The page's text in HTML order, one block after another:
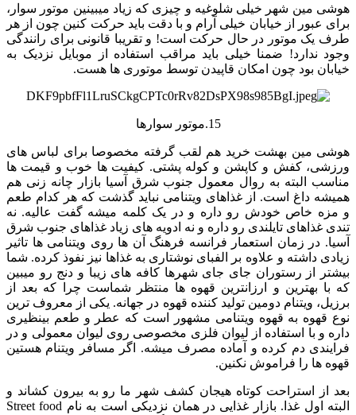
هوشی مین شهر خیلی شلوغیه و چیزی که زیاد میبینین موتور سوار،
برای عبور از خیابان خیلی آرام و با دقت باید حرکت کنین چون از هر
طرف یک موتور در حال حرکت است! و تقریبا قانونی برای رانندگی
وجود ندارد! ضمنا خیلی باید مراقب استفاده از موبایل نزدیک به
خیابان بود چون امکان قاپیدن توسط موتوری ها هست.
15.موتور سوارها
هوشی مین بهشت خرید هم لقب گرفته مخصوصا برای لباس های
ورزشی، کفش و کاپشن و کوله پشتی. کیفیت ها خوب و قیمت ها
مناسب البته به روال معمول جنوب شرق آسیا بازار چانه زنی هم
همیشه داغ است. از غذاهای ویتنامی نباید گذشت که هر کدام طعم
و مزه خاص خودش رو داره و در یک کلمه میشه گفت عالیه. نه
تندی غذاهای تایلندی رو داره و نه ادویه های زیاد غذاهای جنوب شرق
آسیا. در زمان استعمار فرانسه فرهنگ آن ها روی ویتنامی ها تاثیر
زیادی داشته و علاوه بر الفبای نوشتاری به غذاها نیز نفوذ کرده. شما
بیشتر از رستوران جای جای شهرها کافه های زیبا و دنج رو میبین
که با بهترین و ارزانترین قهوه ها منتظر شماست چرا که بعد از
برزیل، ویتنام دومین تولید کننده قهوه در جهانه. یکی از معروف ترین
نوع قهوه به قهوه ویتنامی مشهور است که عطر و طعم بینظیری
داره و با استفاده از لیوان فلزی مخصوصی روی لیوان معمولی و در
فرایندی دم کرده و آماده مصرف میشه. اگر مسافر ویتنام هستین
قهوه ها را فراموش نکنین.
بعد از استراحت کوتاه هیجان کشف شهر ما رو به بیرون کشاند و
البته اول غذا. بازار غذایی در همان نزدیکی است به نام Street food